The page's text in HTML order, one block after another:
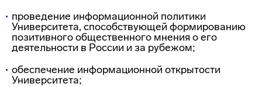
проведение информационной политики
Университета, способствующей формированию
позитивного общественного мнения о его
деятельности в России и за рубежом;
обеспечение информационной открытости
Университета;